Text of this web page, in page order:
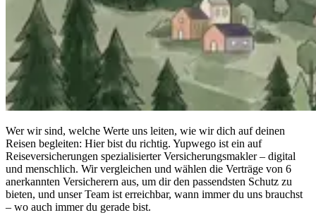
Wer wir sind, welche Werte uns leiten, wie wir dich auf deinen
Reisen begleiten: Hier bist du richtig. Yupwego ist ein auf
Reiseversicherungen spezialisierter Versicherungsmakler – digital
und menschlich. Wir vergleichen und wählen die Verträge von 6
anerkannten Versicherern aus, um dir den passendsten Schutz zu
bieten, und unser Team ist erreichbar, wann immer du uns brauchst
– wo auch immer du gerade bist.